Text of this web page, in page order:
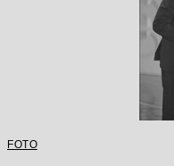
FOTO